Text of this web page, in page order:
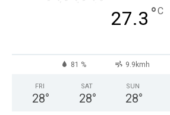
27.3 °C
81 % 9.9kmh
FRI
28°
SAT
28°
SUN
28°